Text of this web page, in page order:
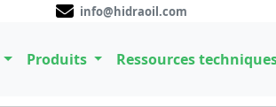
info@hidraoil.com
Produits Ressources